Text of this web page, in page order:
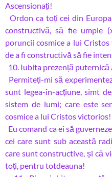
Ascensionați!
Ordon ca toți cei din
constructivă, să fie umple
poruncii cosmice a lui
de a fi constructivă să fie
10. Iubita prezență puternică
Permiteți-mi să
sunt legea-în-acțiune, simt
sistem de lumi; care este
cosmice a lui Cristos victorios!
Eu comand ca ei să
cei care sunt sub această
care sunt constructive, și că
toți, pentru totdeauna!